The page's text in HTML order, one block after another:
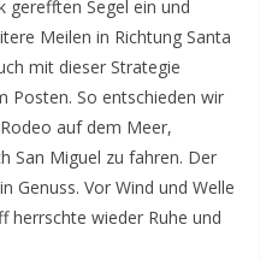
gerefften Segel ein und
Meilen in Richtung Santa
mit dieser Strategie
Posten. So entschieden wir
auf dem Meer,
San Miguel zu fahren. Der
Genuss. Vor Wind und Welle
herrschte wieder Ruhe und